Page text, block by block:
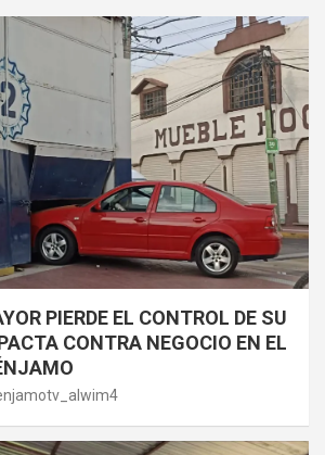
PIERDE EL CONTROL DE SU
CONTRA NEGOCIO EN EL